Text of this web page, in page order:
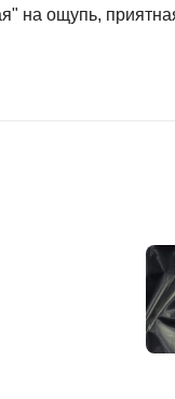
на ощупь,